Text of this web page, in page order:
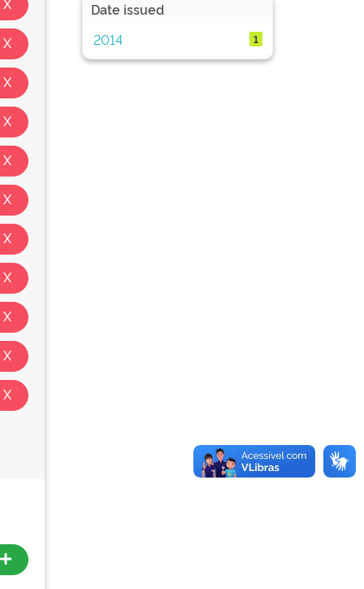
Date issued
2014
1